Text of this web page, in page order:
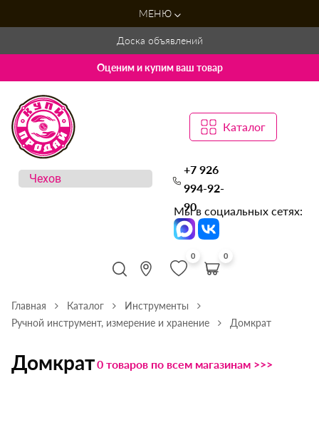
МЕНЮ
Доска объявлений
Оценим и купим ваш товар
Каталог
+7 926
994-92-
90
Мы в социальных сетях:
0 0
Главная Каталог
Инструменты
Ручной инструмент, измерение и хранение
Домкрат
Домкрат0 товаров по всем магазинам >>>